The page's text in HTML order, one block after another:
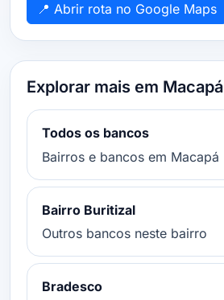
📍 Abrir rota no Google Maps
Explorar mais em Macapá
Todos os bancos
Bairros e bancos em Macapá
Bairro Buritizal
Outros bancos neste bairro
Bradesco